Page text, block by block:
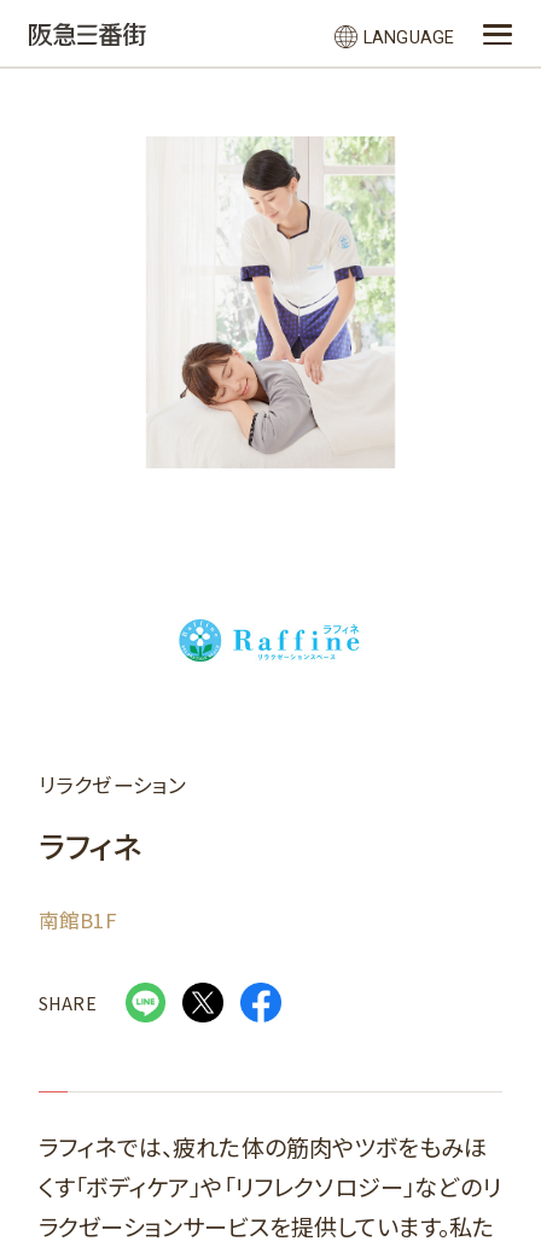
LANGUAGE
リラクゼーション
ラフィネ
南館B1F
SHARE
ラフィネでは、疲れた体の筋肉やツボをもみほ
くす「ボディケア」や「リフレクソロジー」などのリ
ラクゼーションサービスを提供しています。私た